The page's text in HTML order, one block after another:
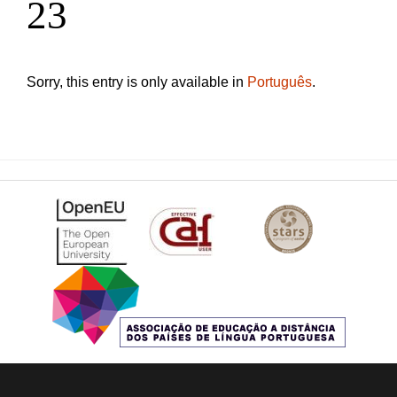
23
Sorry, this entry is only available in Português.